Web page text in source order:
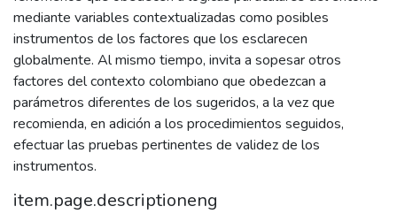
mediante variables contextualizadas como posibles
instrumentos de los factores que los esclarecen
globalmente. Al mismo tiempo, invita a sopesar otros
factores del contexto colombiano que obedezcan a
parámetros diferentes de los sugeridos, a la vez que
recomienda, en adición a los procedimientos seguidos,
efectuar las pruebas pertinentes de validez de los
instrumentos.
item.page.descriptioneng